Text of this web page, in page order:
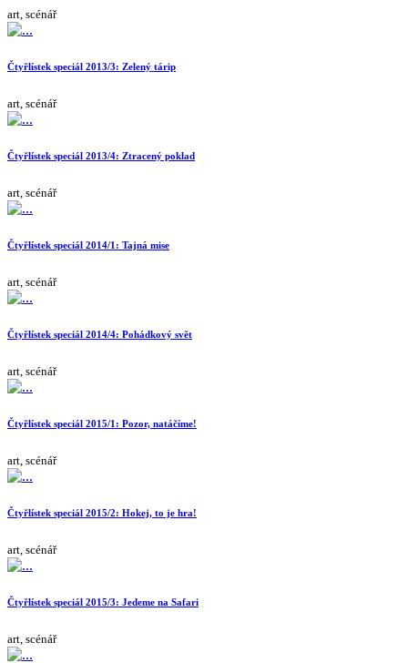
art, scénář
Čtyřlístek speciál 2013/3: Zelený tárip
art, scénář
Čtyřlístek speciál 2013/4: Ztracený poklad
art, scénář
Čtyřlístek speciál 2014/1: Tajná mise
art, scénář
Čtyřlístek speciál 2014/4: Pohádkový svět
art, scénář
Čtyřlístek speciál 2015/1: Pozor, natáčíme!
art, scénář
Čtyřlístek speciál 2015/2: Hokej, to je hra!
art, scénář
Čtyřlístek speciál 2015/3: Jedeme na Safari
art, scénář